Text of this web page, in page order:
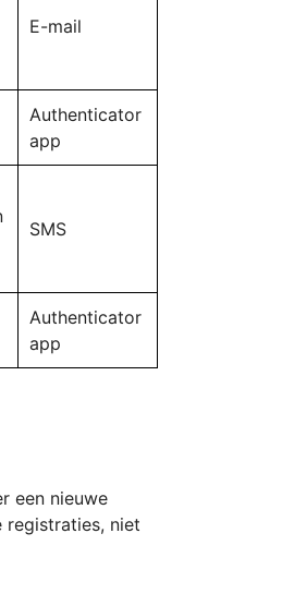
E-mail
Authenticator
app
SMS
Authenticator
app
een nieuwe
registraties, niet